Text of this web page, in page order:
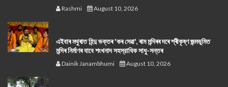
Rashmi August 10, 2026
এইবাৰ মথুৰাত হিন্দু ভক্তৰ 'কৰ সেৱা', ৰাম মন্দিৰৰ দৰে শ্ৰীকৃষ্ণ জন্মভূমিত
মন্দিৰ নিৰ্মাণৰ বাবে শংখনাদ সহস্রাধিক সাধু-সন্তৰ
Dainik Janambhumi August 10, 2026